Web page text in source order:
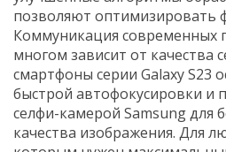
позволяют оптимизировать
Коммуникация современных
многом зависит от качества
смартфоны серии Galaxy S23
быстрой автофокусировки и
селфи-камерой Samsung для
качества изображения. Для